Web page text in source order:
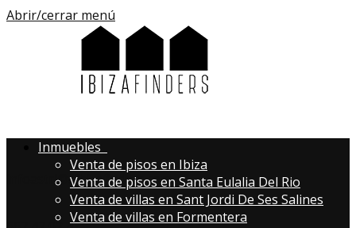
Abrir/cerrar menú
infoastri@aibizafinders.com
Inmuebles
Venta de pisos en Ibiza
Venta de pisos en Santa Eulalia Del Rio
Venta de villas en Sant Jordi De Ses Salines
Venta de villas en Formentera